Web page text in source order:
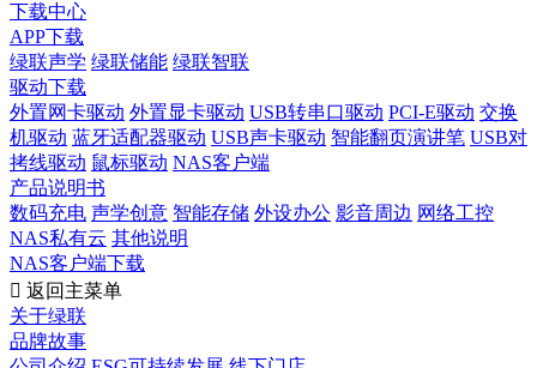
下载中心
APP下载
绿联声学 绿联储能 绿联智联
驱动下载
外置网卡驱动 外置显卡驱动 USB转串口驱动 PCI-E驱动 交换
机驱动 蓝牙适配器驱动 USB声卡驱动 智能翻页演讲笔 USB对
拷线驱动 鼠标驱动 NAS客户端
产品说明书
数码充电 声学创意 智能存储 外设办公 影音周边 网络工控
NAS私有云 其他说明
NAS客户端下载
 返回主菜单
关于绿联
品牌故事